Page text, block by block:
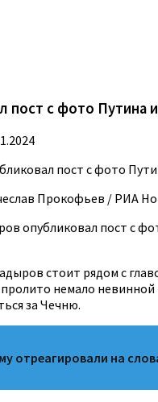
пост с фото Путина
пост с фото
Прокофьев / РИА
опубликовал пост с
стоит рядом с
немало
за Чечню.
отреагировали на